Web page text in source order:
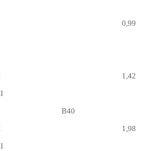
0,99
1,42
B40
1,98